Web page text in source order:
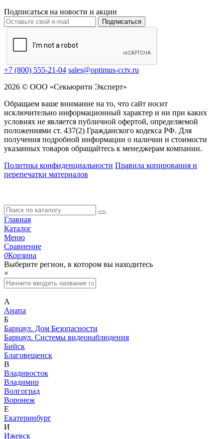
Подписаться на новости и акции
Подписаться
+7 (800) 555-21-04 sales@optimus-cctv.ru
2026 © ООО «Секьюрити Эксперт»
Обращаем ваше внимание на то, что сайт носит
исключительно информационный характер и ни при каких
условиях не является публичной офертой, определяемой
положениями ст. 437(2) Гражданского кодекса РФ. Для
получения подробной информации о наличии и стоимости
указанных товаров обращайтесь к менеджерам компании.
Политика конфиденциальности Правила копирования и
перепечатки материалов
Главная
Каталог
Меню
Сравнение
0Корзина
Выберите регион, в котором вы находитесь
×
А
Анапа
Б
Барнаул. Дом Безопасности
Барнаул. Системы видеонаблюдения
Бийск
Благовещенск
В
Владивосток
Владимир
Волгоград
Воронеж
Е
Екатеринбург
И
Ижевск